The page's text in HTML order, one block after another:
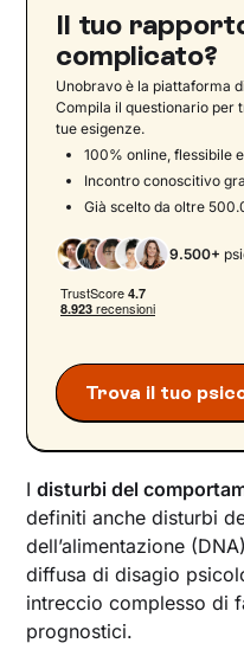
Assessment e
Diagnosi
Psicologia e
anche dal cibo
Come aiutare chi
Panoramica
oltre anoressia e
Tecniche
Come migliorare il
Il tuo
complicato?
Unobravo è la piattaforma
Compila il questionario per
tue esigenze.
Trova il tuo
100% online, flessibile
Incontro conoscitivo
Già scelto da oltre
9.500+
Idisturbi del
definiti anche disturbi
dell’alimentazione
diffusa di disagio
intreccio complesso di
prognostici.